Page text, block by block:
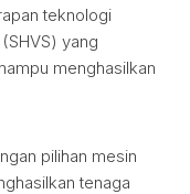
teknologi
yang
menghasilkan
pilihan mesin
tenaga